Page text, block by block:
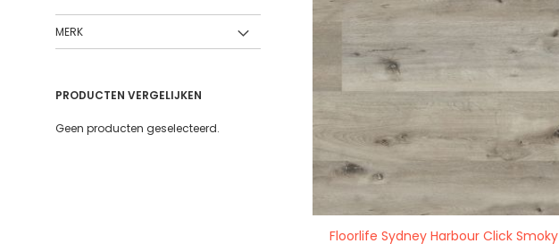
Floorlife Sydney Harbour Click Smoky
Quickview
MERK
PRODUCTEN VERGELIJKEN
Geen producten geselecteerd.